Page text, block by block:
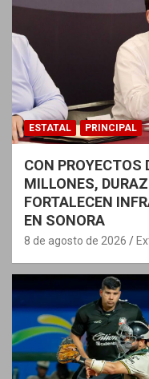
ESTATAL PRINCIPAL
CON PROYECTOS
MILLONES,
FORTALECEN
EN SONORA
8 de agosto de 2026